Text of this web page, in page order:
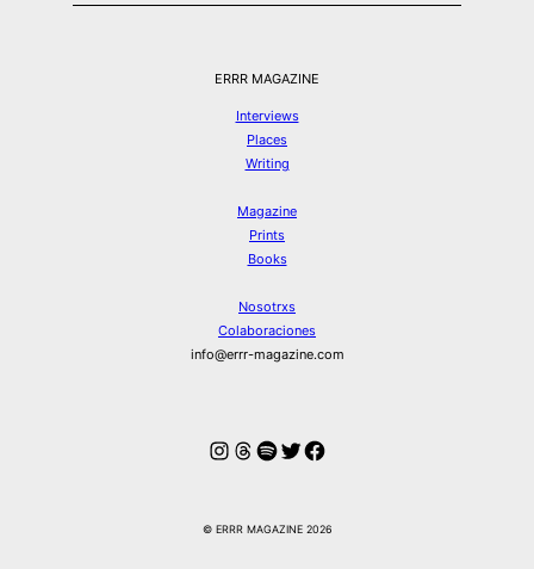
ERRR MAGAZINE
Interviews
Places
Writing
Magazine
Prints
Books
Nosotrxs
Colaboraciones
info@errr-magazine.com
Instagram
Hilos
Spotify
Twitter
Facebook
© ERRR MAGAZINE 2026